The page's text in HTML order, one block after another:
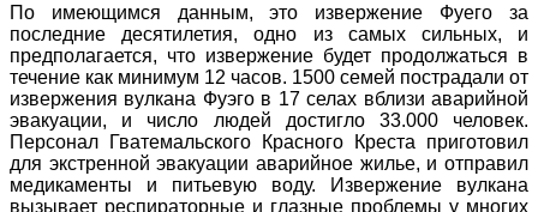
По имеющимся данным, это извержение Фуего за
последние десятилетия, одно из самых сильных, и
предполагается, что извержение будет продолжаться в
течение как минимум 12 часов. 1500 семей пострадали от
извержения вулкана Фуэго в 17 селах вблизи аварийной
эвакуации, и число людей достигло 33.000 человек.
Персонал Гватемальского Красного Креста приготовил
для экстренной эвакуации аварийное жилье, и отправил
медикаменты и питьевую воду. Извержение вулкана
вызывает респираторные и глазные проблемы у многих